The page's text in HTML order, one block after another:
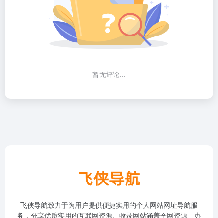
暂无评论...
飞侠导航致力于为用户提供便捷实用的个人网站网址导航服
务，分享优质实用的互联网资源。收录网站涵盖全网资源、办